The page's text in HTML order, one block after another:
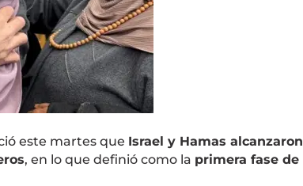
este martes que Israel y Hamas alcanzaron
, en lo que definió como la primera fase de